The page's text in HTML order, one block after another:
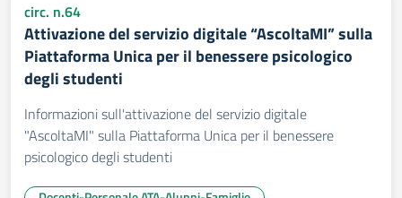
circ. n.64
Attivazione del servizio digitale “AscoltaMI” sulla
Piattaforma Unica per il benessere psicologico
degli studenti
Informazioni sull'attivazione del servizio digitale
"AscoltaMI" sulla Piattaforma Unica per il benessere
psicologico degli studenti